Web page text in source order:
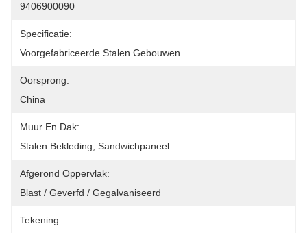
9406900090
Specificatie:
Voorgefabriceerde Stalen Gebouwen
Oorsprong:
China
Muur En Dak:
Stalen Bekleding, Sandwichpaneel
Afgerond Oppervlak:
Blast / Geverfd / Gegalvaniseerd
Tekening: